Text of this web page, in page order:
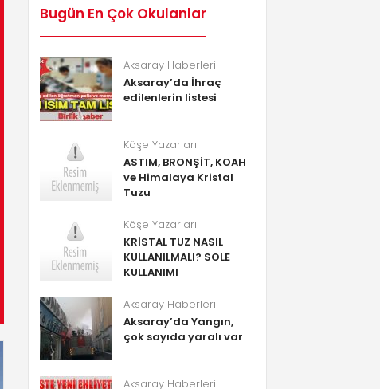
Bugün En Çok Okulanlar
Aksaray Haberleri
Aksaray’da İhraç
edilenlerin listesi
Köşe Yazarları
ASTIM, BRONŞİT, KOAH
ve Himalaya Kristal
Tuzu
Köşe Yazarları
KRİSTAL TUZ NASIL
KULLANILMALI? SOLE
KULLANIMI
Aksaray Haberleri
Aksaray’da Yangın,
çok sayıda yaralı var
Aksaray Haberleri